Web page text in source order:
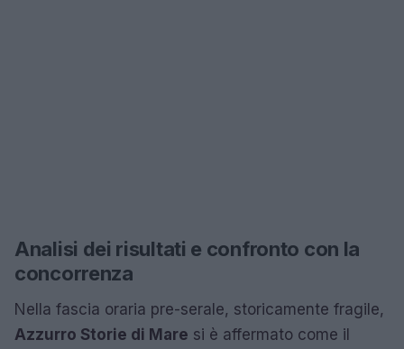
Analisi dei risultati e confronto con la
concorrenza
Nella fascia oraria pre-serale, storicamente fragile,
Azzurro Storie di Mare si è affermato come il